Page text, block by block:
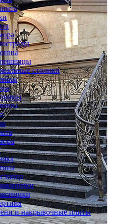
столики
и накрывочные плиты